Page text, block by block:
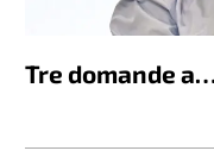
Tre domande